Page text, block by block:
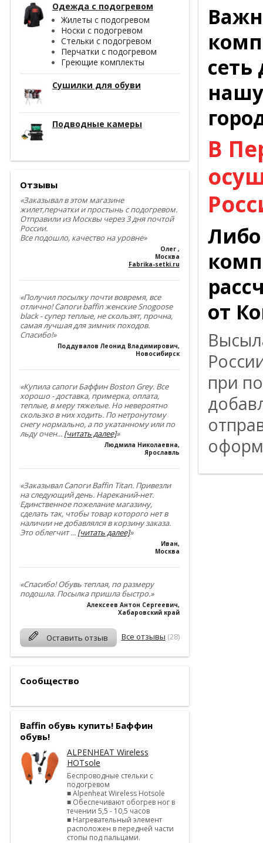
Одежда с подогревом
Жилеты с подогревом
Носки с подогревом
Стельки с подогревом
Перчатки с подогревом
Греющие комплекты
Сушилки для обуви
Подводные камеры
Отзывы
«Заказывал в этом магазине
жилет,перчатки и простынь с подогревом.
Отправили из Москвы через 3 дня почтой
России.
Все подошло, качество на уровне»
Олег ,
Москва
Fabrika-setki.ru
«Получил посылку почти вовремя, все
отлично! Сапоги baffin женские Snogoose
black - супер теплые, не скользят, прочна,
самая лучшая для зимних походов.
Спасибо!»
Поддувалов Леонид Владимирович,
Новосибирск
«Купила сапоги Баффин Boston Grey. Все
хорошо - доставка, примерка, оплата,
теплые, в меру тяжелые. Но невероятно
скользко в них ходить. По нетронутому
снегу нормально, а по укатанному или по
льду очен... [читать далее]»
Людмила Николаевна,
Ярославль
«Заказывал Сапоги Baffin Titan. Привезли
на следующий день. Нареканий-нет.
Единственное пожелание магазину,
сделать так, чтобы товар которого нет в
наличии не добавлялся в корзину заказа.
Это облегчит... [читать далее]»
Иван,
Москва
«Спасибо! Обувь теплая, по размеру
подошла. Посылка пришла быстро.»
Алексеев Антон Сергеевич,
Хабаровский край
Оставить отзыв Все отзывы (28)
Сообщество
Baffin обувь купить! Баффин
обувь!
ALPENHEAT Wireless
HOTsole
Беспроводные стельки с
подогревом
■ Alpenheat Wireless Hotsole
■ Обеспечивают обогрев ног в
течении 5,5 - 10,5 часов
■ Нагревательный элемент
расположен в передней части
стопы под пальцами.
В
от
при